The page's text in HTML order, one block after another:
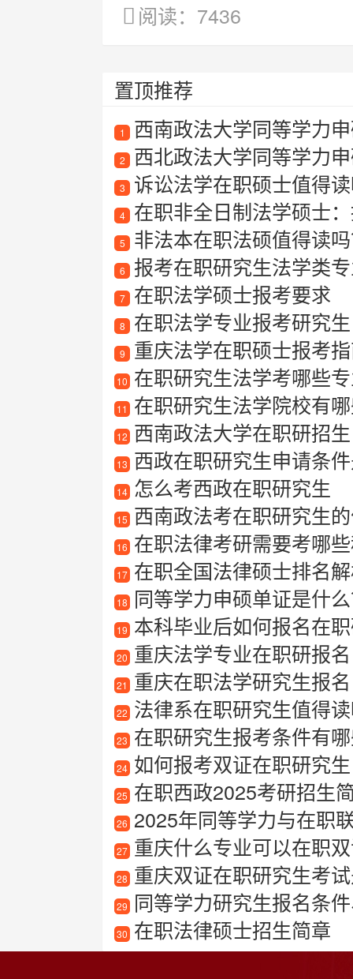
阅读：7436
置顶推荐
1 西南政法大学同等学力
2 西北政法大学同等学力
3 诉讼法学在职硕士值得
4 在职非全日制法学硕士：
5 非法本在职法硕值得读
6 报考在职研究生法学类专
7 在职法学硕士报考要求
8 在职法学专业报考研究生
9 重庆法学在职硕士报考
10 在职研究生法学考哪些
11 在职研究生法学院校有
12 西南政法大学在职研招生
13 西政在职研究生申请条
14 怎么考西政在职研究生
15 西南政法考在职研究生
16 在职法律考研需要考哪
17 在职全国法律硕士排名
18 同等学力申硕单证是什
19 本科毕业后如何报名在
20 重庆法学专业在职研报名
21 重庆在职法学研究生报名
22 法律系在职研究生值得
23 在职研究生报考条件有
24 如何报考双证在职研究生
25 在职西政2025考研招生
26 2025年同等学力与在职
27 重庆什么专业可以在职
28 重庆双证在职研究生考
29 同等学力研究生报名条
30 在职法律硕士招生简章